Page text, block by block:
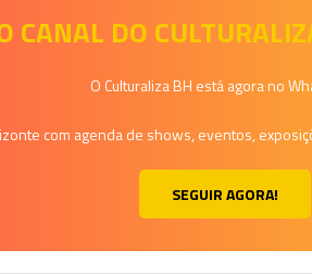
CANAL DO
O Culturaliza BH está agora no
com agenda de shows, eventos,
SEGUIR AGORA!